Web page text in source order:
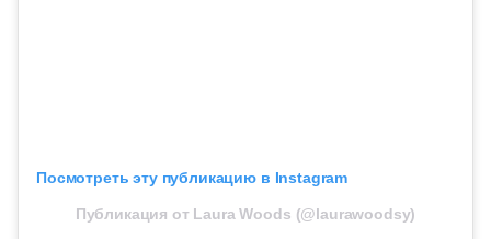
Посмотреть эту публикацию в Instagram
Публикация от Laura Woods (@laurawoodsy)